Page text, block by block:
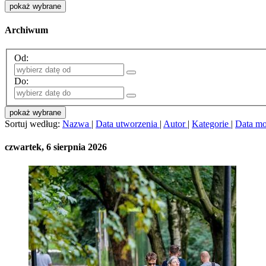
pokaż wybrane
Archiwum
Od:
Do:
pokaż wybrane
Sortuj według: Nazwa | Data utworzenia | Autor | Kategorie | Data
czwartek, 6 sierpnia 2026